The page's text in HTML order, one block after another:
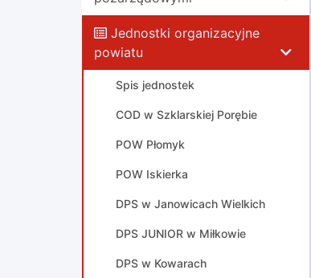
Jednostki organizacyjne
powiatu
Spis jednostek
COD w Szklarskiej Porębie
POW Płomyk
POW Iskierka
DPS w Janowicach Wielkich
DPS JUNIOR w Miłkowie
DPS w Kowarach